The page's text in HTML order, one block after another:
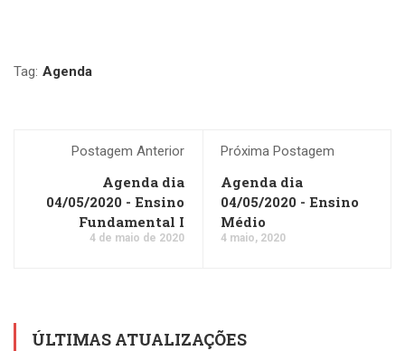
Tag: Agenda
Postagem Anterior
Agenda dia
04/05/2020 - Ensino
Fundamental I
4 de maio de 2020
Próxima Postagem
Agenda dia
04/05/2020 - Ensino
Médio
4 maio, 2020
ÚLTIMAS ATUALIZAÇÕES